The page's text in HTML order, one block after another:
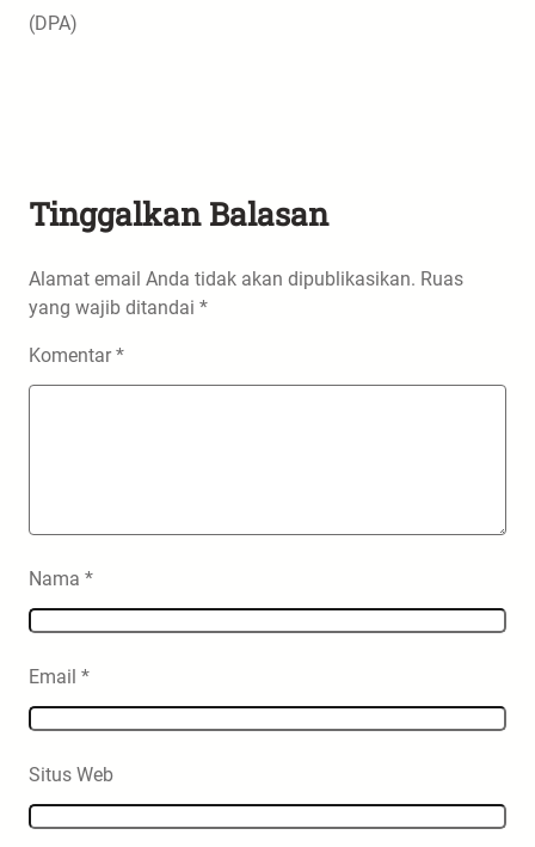
(DPA)
Tinggalkan Balasan
Alamat email Anda tidak akan dipublikasikan. Ruas
yang wajib ditandai *
Komentar*
Nama *
Email *
Situs Web